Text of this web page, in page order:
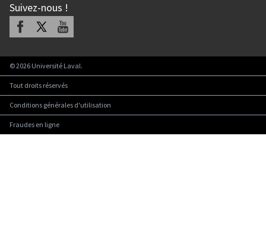
Suivez-nous !
Facebook Youtube
©2026 Université Laval.
Tout droits réservés
Conditions générales d'utilisation
Fraudes en ligne